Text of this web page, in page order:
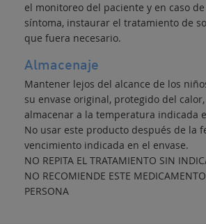
el monitoreo del paciente y en caso
síntoma, instaurar el tratamiento de
que fuera necesario.
Almacenaje
Mantener lejos del alcance de los
su envase original, protegido del
almacenar a la temperatura indicada
No usar este producto después de la
vencimiento indicada en el envase.
NO REPITA EL TRATAMIENTO SIN
NO RECOMIENDE ESTE
PERSONA